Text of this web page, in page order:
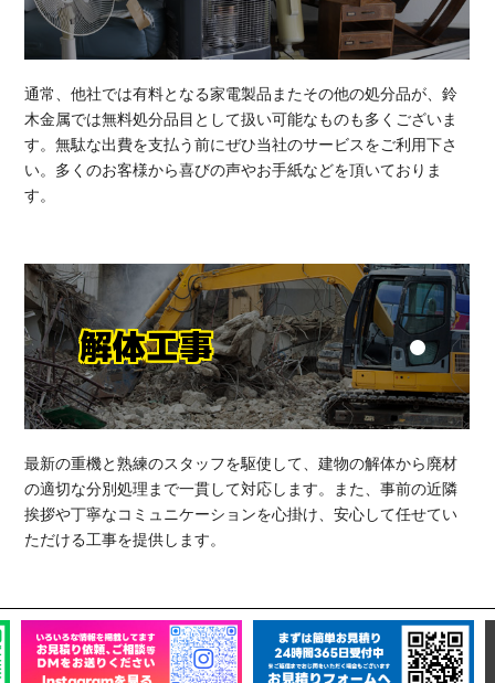
通常、他社では有料となる家電製品またその他の処分品が、鈴
木金属では無料処分品目として扱い可能なものも多くございま
す。無駄な出費を支払う前にぜひ当社のサービスをご利用下さ
い。多くのお客様から喜びの声やお手紙などを頂いておりま
す。
解体工事
最新の重機と熟練のスタッフを駆使して、建物の解体から廃材
の適切な分別処理まで一貫して対応します。また、事前の近隣
挨拶や丁寧なコミュニケーションを心掛け、安心して任せてい
ただける工事を提供します。